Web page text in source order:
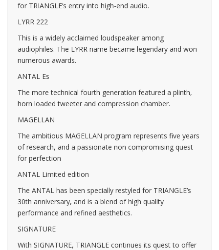
for TRIANGLE’s entry into high-end audio.
LYRR 222
This is a widely acclaimed loudspeaker among
audiophiles. The LYRR name became legendary and won
numerous awards.
ANTAL Es
The more technical fourth generation featured a plinth,
horn loaded tweeter and compression chamber.
MAGELLAN
The ambitious MAGELLAN program represents five years
of research, and a passionate non compromising quest
for perfection
ANTAL Limited edition
The ANTAL has been specially restyled for TRIANGLE’s
30th anniversary, and is a blend of high quality
performance and refined aesthetics.
SIGNATURE
With SIGNATURE, TRIANGLE continues its quest to offer